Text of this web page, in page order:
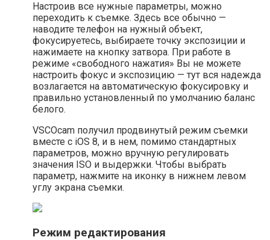
Настроив все нужные параметры, можно
переходить к съемке. Здесь все обычно —
наводите телефон на нужный объект,
фокусируетесь, выбираете точку экспозиции и
нажимаете на кнопку затвора. При работе в
режиме «свободного нажатия» Вы не можете
настроить фокус и экспозицию — тут вся надежда
возлагается на автоматическую фокусировку и
правильно установленный по умолчанию баланс
белого.
VSCOcam получил продвинутый режим съемки
вместе с iOS 8, и в нем, помимо стандартных
параметров, можно вручную регулировать
значения ISO и выдержки. Чтобы выбрать
параметр, нажмите на иконку в нижнем левом
углу экрана съемки.
Режим редактирования